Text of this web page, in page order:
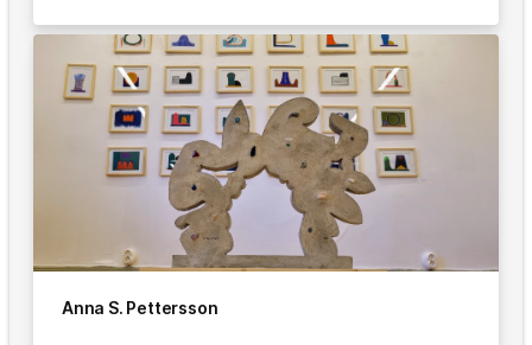
Anna S. Pettersson